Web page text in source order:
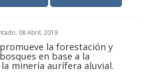
08 Abril, 2019
la forestación y
en base a la
minería aurífera aluvial.